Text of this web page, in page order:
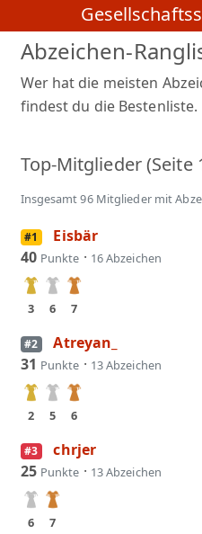
Abzeichen-
Wer hat die meisten
findest du die Bestenliste.
Top-Mitglieder (Seite
Insgesamt 96 Mitglieder mit
#1
Eisbär
40 Punkte · 16 Abzeichen
3 6 7
#2
Atreyan_
31 Punkte · 13 Abzeichen
2 5 6
#3
chrjer
25 Punkte · 13 Abzeichen
6 7